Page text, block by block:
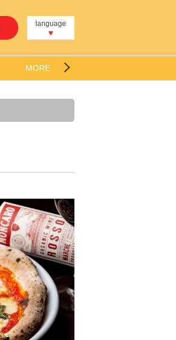
language
MORE